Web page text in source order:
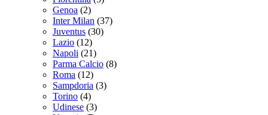
Genoa (2)
Inter Milan (37)
Juventus (30)
Lazio (12)
Napoli (21)
Parma Calcio (8)
Roma (12)
Sampdoria (3)
Torino (4)
Udinese (3)